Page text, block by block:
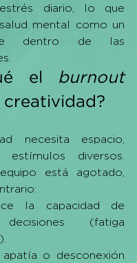
diario, lo que
mental como un
dentro de las
el burnout
creatividad?
necesita espacio,
estímulos diversos.
está agotado,
la capacidad de
(fatiga
apatía o desconexión